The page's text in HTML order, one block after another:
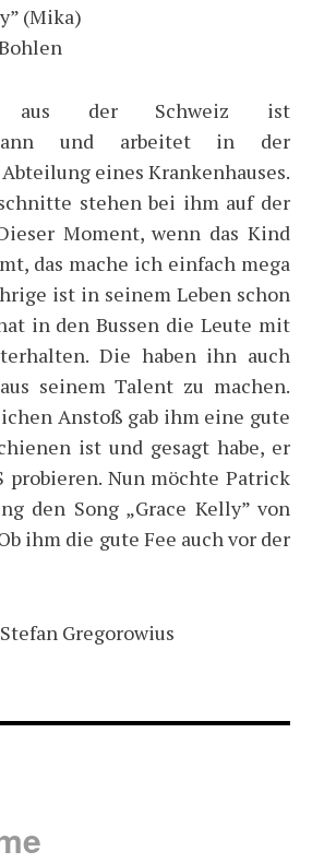
(Mika)
aus der Schweiz ist
und arbeitet in der
eines Krankenhauses.
stehen bei ihm auf der
Moment, wenn das Kind
das mache ich einfach mega
ist in seinem Leben schon
in den Bussen die Leute mit
Die haben ihn auch
seinem Talent zu machen.
Anstoß gab ihm eine gute
ist und gesagt habe, er
probieren. Nun möchte Patrick
den Song „Grace Kelly” von
ihm die gute Fee auch vor der
Gregorowius